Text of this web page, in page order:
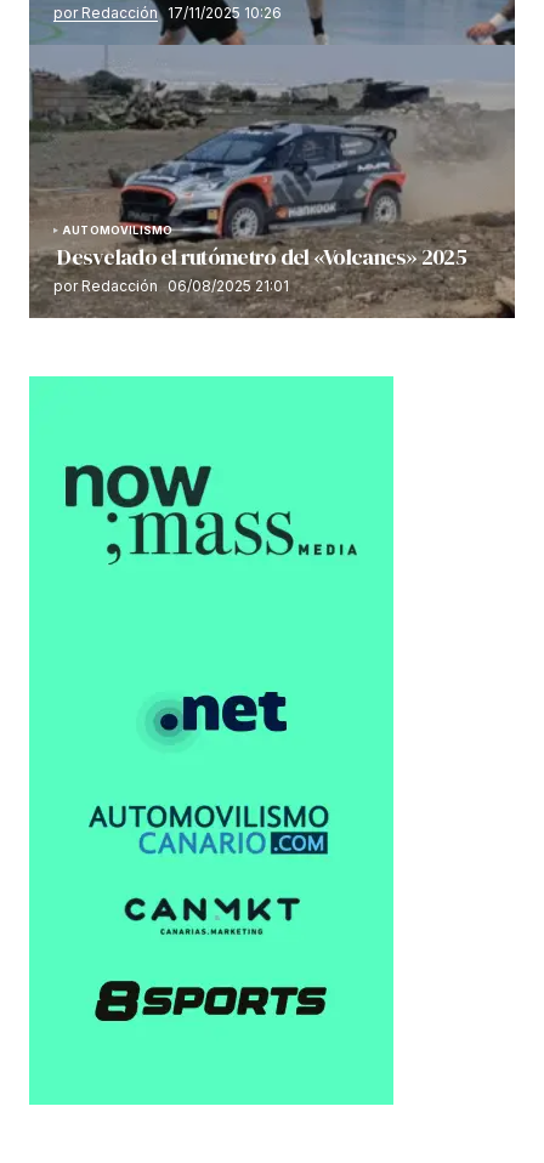
por Redacción 17/11/2025 10:26
AUTOMOVILISMO
Desvelado el rutómetro del «Volcanes» 2025
por Redacción 06/08/2025 21:01